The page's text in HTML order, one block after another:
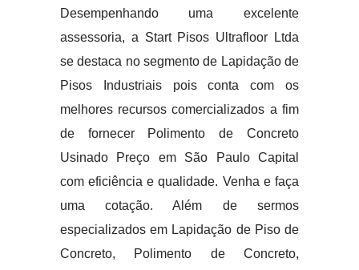
Desempenhando uma excelente
assessoria, a Start Pisos Ultrafloor Ltda
se destaca no segmento de Lapidação de
Pisos Industriais pois conta com os
melhores recursos comercializados a fim
de fornecer Polimento de Concreto
Usinado Preço em São Paulo Capital
com eficiência e qualidade. Venha e faça
uma cotação. Além de sermos
especializados em Lapidação de Piso de
Concreto, Polimento de Concreto,